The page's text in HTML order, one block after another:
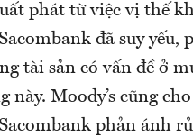
phát từ việc vị thế
đã suy yếu,
tài sản có vấn đề ở
này. Moody’s cũng
phản ánh